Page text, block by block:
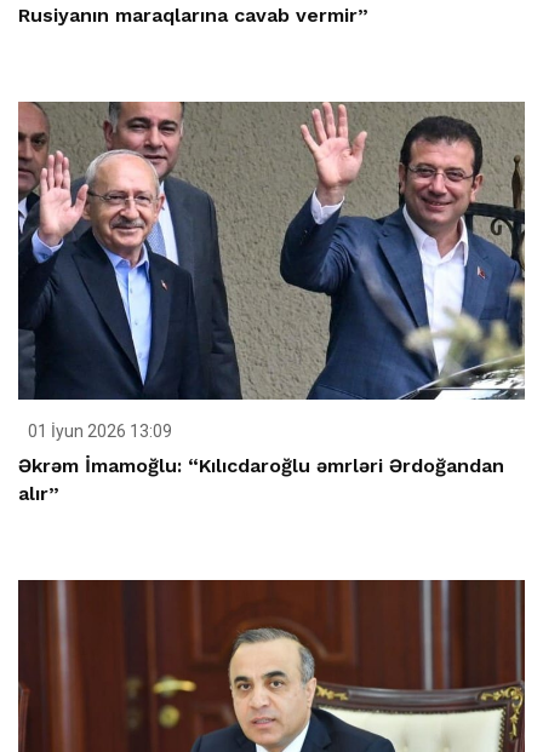
Rusiyanın maraqlarına cavab vermir”
01 İyun 2026 13:09
Əkrəm İmamoğlu: “Kılıcdaroğlu əmrləri Ərdoğandan
alır”